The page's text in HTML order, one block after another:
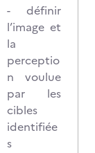
- définir
l’image et
la
perceptio
n voulue
par les
cibles
identifiée
s